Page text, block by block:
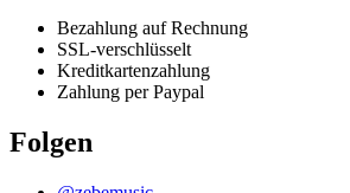
Bezahlung auf Rechnung
SSL-verschlüsselt
Kreditkartenzahlung
Zahlung per Paypal
Folgen